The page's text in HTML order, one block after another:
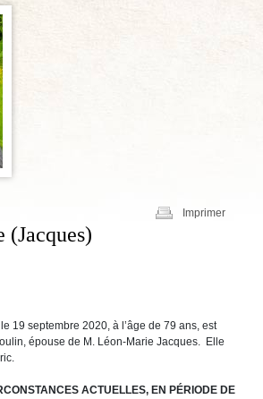
Imprimer
(Jacques)
19 septembre 2020, à l’âge de 79 ans, est
épouse de M. Léon-Marie Jacques. Elle
ACTUELLES, EN PÉRIODE DE